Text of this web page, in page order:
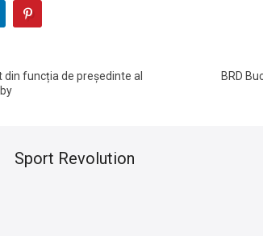
BRD
funcția de președinte al
Sport Revolution